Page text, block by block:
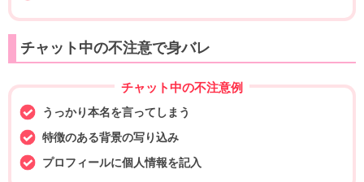
チャット中の不注意で身バレ
チャット中の不注意例
うっかり本名を言ってしまう
特徴のある背景の写り込み
プロフィールに個人情報を記入